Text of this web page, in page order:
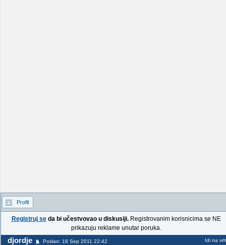
Profil
Registruj seda bi učestvovao u diskusiji.Registrovanim korisnicima se NE
prikazuju reklame unutar poruka.
djordje Poslao: 18 Sep 2011 22:42 Idi na vrh